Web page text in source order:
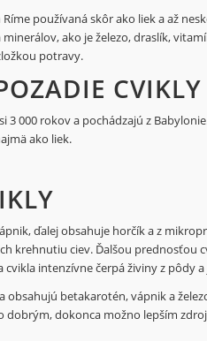
používaná skôr ako liek a až
ako je železo, draslík,
potravy.
CVIKLY
3 000 rokov a pochádzajú z
ako liek.
ďalej obsahuje horčík a z
krehnutiu ciev. Ďalšou prednosťou
cvikla intenzívne čerpá živiny z pôdy
obsahujú betakarotén, vápnik a
dobrým, dokonca možno lepším